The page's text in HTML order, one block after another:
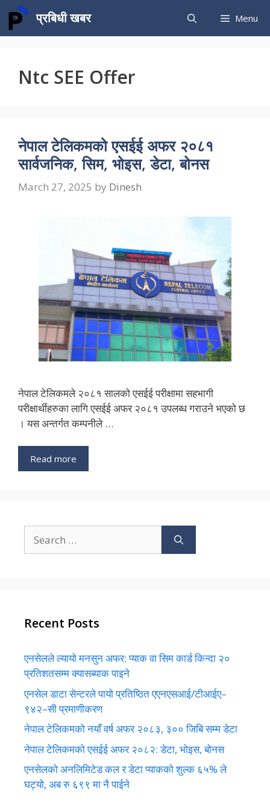
Skip
content
प्रबिधी खबर Menu
Ntc SEE Offer
नेपाल टेलिकमको एसईई अफर २०८१
सार्वजनिक, सिम, भोइस, डेटा, बोनस
March 27, 2025 by Dinesh
नेपाल टेलिकमले २०८१ सालको एसईई परीक्षामा सहभागी
परीक्षार्थीहरुका लागि एसईई अफर २०८१ उपलब्ध गराउने भएको छ
। यस अन्तर्गत कम्पनीले …
Read more
for:
Recent Posts
एनसेलले ल्यायो मनसुन अफर: प्याक वा सिम कार्ड किन्दा २०
प्रतिशतसम्म क्यासब्याक पाइने
एनसेल डाटा सेन्टरले पायो प्रतिष्ठित एएनएसआई/टीआईए–
९४२–सी प्रमाणीकरण
नेपाल टेलिकमको नयाँ वर्ष अफर २०८३, ३०० जिबि सम्म डेटा
नेपाल टेलिकमको एसईई अफर २०८२: डेटा, भोइस, बोनस
एनसेलको अनलिमिटेड कल र डेटा प्याकको शुल्क ६५% ले
घट्यो, अब रु ६९९ मा नै पाईने